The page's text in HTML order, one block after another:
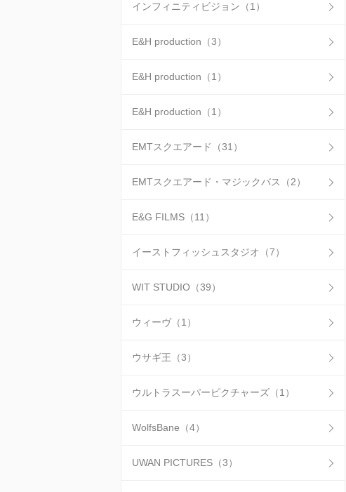
インフィニティビジョン（1）
E&H production（3）
E&H production（1）
E&H production（1）
EMTスクエアード（31）
EMTスクエアード・マジックバス（2）
E&G FILMS（11）
イーストフィッシュスタジオ（7）
WIT STUDIO（39）
ウィーヴ（1）
ウサギ王（3）
ウルトラスーパーピクチャーズ（1）
WolfsBane（4）
UWAN PICTURES（3）